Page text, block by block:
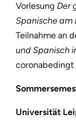
Vorlesung Der
Spanische am
Teilnahme an
und Spanisch
coronabedingt
Universität